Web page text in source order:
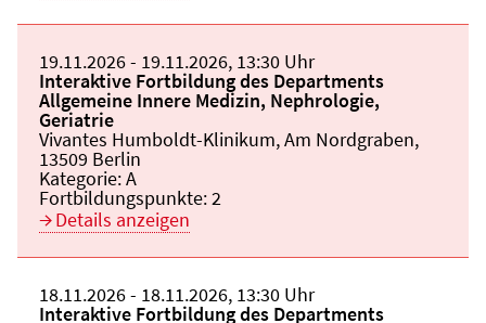
Beginn:
19.11.2026Ende und Anfangszeit:
- 19.11.2026, 13:30 Uhr
Veranstaltungstitel:
Interaktive Fortbildung des Departments
Allgemeine Innere Medizin, Nephrologie,
Geriatrie
Veranstaltungsort:
Vivantes Humboldt-Klinikum, Am Nordgraben,
13509 Berlin
Kategorie:A
Fortbildungspunkte:2
Details anzeigen
Beginn:
18.11.2026Ende und Anfangszeit:
- 18.11.2026, 13:30 Uhr
Veranstaltungstitel:
Interaktive Fortbildung des Departments